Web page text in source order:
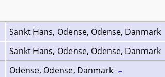
Sankt Hans, Odense, Odense, Danmark
Sankt Hans, Odense, Odense, Danmark
Odense, Odense, Danmark